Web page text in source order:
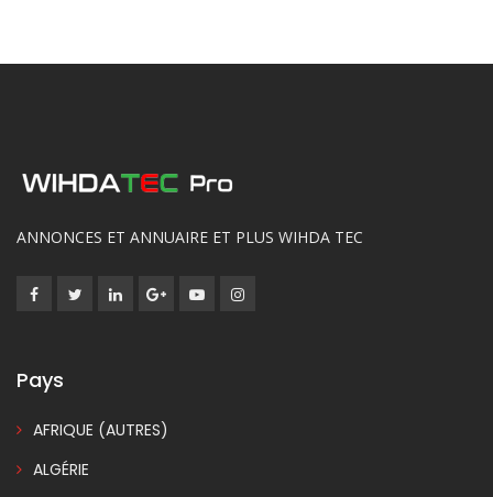
ANNONCES ET ANNUAIRE ET PLUS WIHDA TEC
Pays
AFRIQUE (AUTRES)
ALGÉRIE